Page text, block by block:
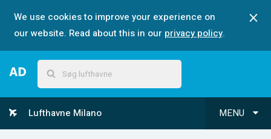
We use cookies to improve your experience on
our website. Read about this in our privacy policy.
MENU
Lufthavne Milano